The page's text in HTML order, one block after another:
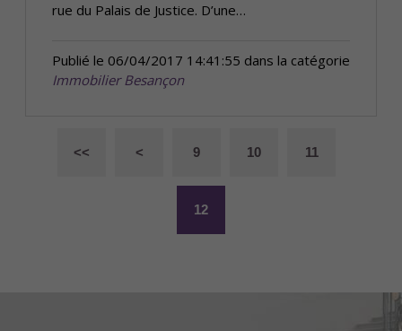
rue du Palais de Justice. D’une…
Publié le 06/04/2017 14:41:55 dans la catégorie
Immobilier Besançon
<< < 9 10 11
12